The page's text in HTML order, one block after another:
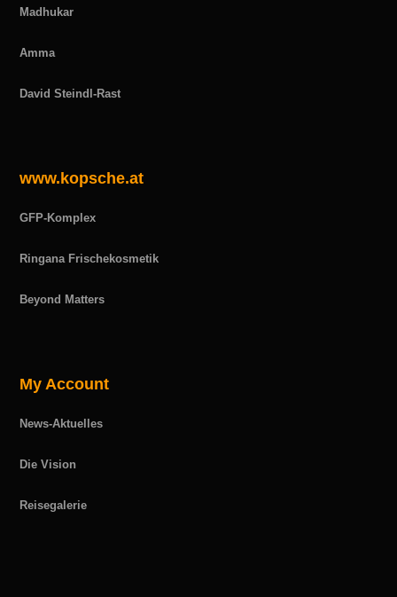
Madhukar
Amma
David Steindl-Rast
www.kopsche.at
GFP-Komplex
Ringana Frischekosmetik
Beyond Matters
My Account
News-Aktuelles
Die Vision
Reisegalerie